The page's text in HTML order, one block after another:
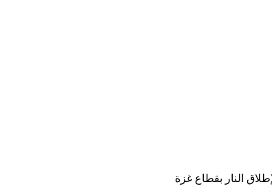
النار بقطاع غزة